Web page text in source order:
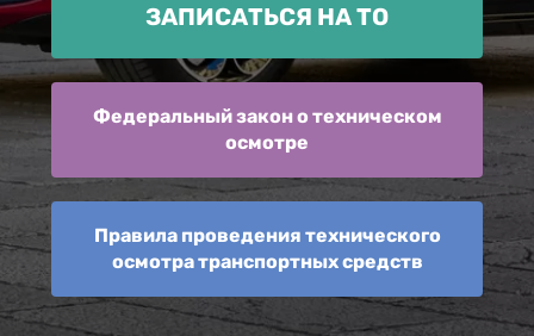
ЗАПИСАТЬСЯ НА ТО
Федеральный закон о техническом
осмотре
Правила проведения технического
осмотра транспортных средств